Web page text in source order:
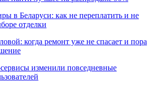
в Беларуси: как не переплатить и не
отделки
когда ремонт уже не спасает и пора
изменили повседневные